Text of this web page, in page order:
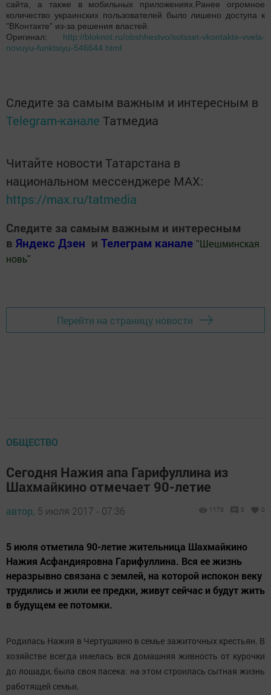
сайта, а также в мобильных приложениях.Ранее огромное
количество украинских пользователей было лишено доступа к
"ВКонтакте" из-за решения властей.
Оригинал: http://bloknot.ru/obshhestvo/sotsset-vkontakte-vvela-
novuyu-funktsiyu-546644.html
Следите за самым важным и интересным в
Telegram-канале Татмедиа
Читайте новости Татарстана в
национальном мессенджере MАХ:
https://max.ru/tatmedia
Следите за самым важным и интересным
в Яндекс Дзен и Телеграм канале " Шешминская
новь"
Перейти на страницу новости
ОБЩЕСТВО
Сегодня Нажия апа Гарифуллина из
Шахмайкино отмечает 90-летие
автор, 5 июля 2017 - 07:36 1173 0 0
5 июля отметила 90-летие жительница Шахмайкино
Нажия Асфандияровна Гарифуллина. Вся ее жизнь
неразрывно связана с землей, на которой испокон веку
трудились и жили ее предки, живут сейчас и будут жить
в будущем ее потомки.
Родилась Нажия в Чертушкино в семье зажиточных крестьян. В
хозяйстве всегда имелась вся домашняя живность от курочки
до лошади, была своя пасека: на этом строилась сытная жизнь
работящей семьи.